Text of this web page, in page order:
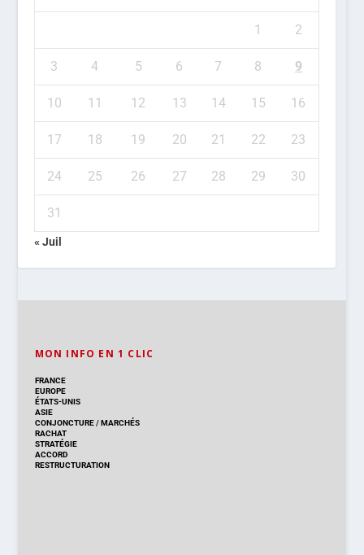
1 2
3 4 5 6 7 8 9
10 11 12 13 14 15 16
17 18 19 20 21 22 23
24 25 26 27 28 29 30
31
« Juil
MON INFO EN 1 CLIC
FRANCE
EUROPE
ÉTATS-UNIS
ASIE
CONJONCTURE/ MARCHÉS
RACHAT
STRATÉGIE
ACCORD
RESTRUCTURATION